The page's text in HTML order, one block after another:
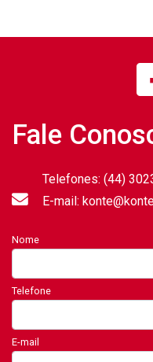
Fale
Telefones: (44)
E-mail:
Nome
Telefone
E-mail